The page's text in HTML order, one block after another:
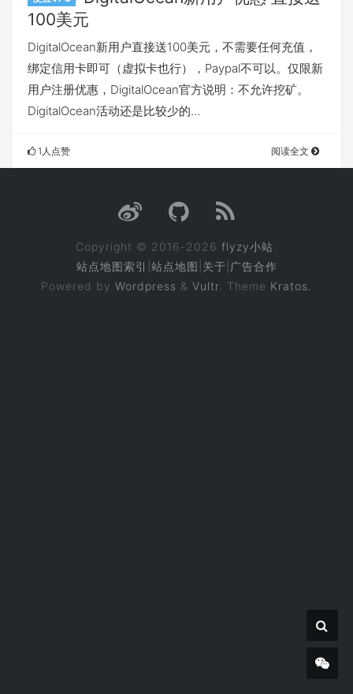
100美元
DigitalOcean新用户直接送100美元，不需要任何充值，
绑定信用卡即可（虚拟卡也行），Paypal不可以。仅限新
用户注册优惠，DigitalOcean官方说明：不允许挖矿。
DigitalOcean活动还是比较少的…
1人点赞 阅读全文
Copyright © 2016-2026 flyzy小站
站点地图索引 站点地图 关于 广告合作
Powered by Wordpress & Vultr . Theme Kratos.